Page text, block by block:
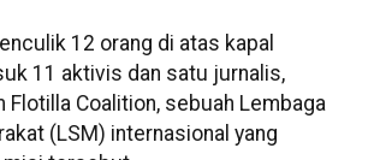
12 orang di atas kapal
11 aktivis dan satu jurnalis,
Flotilla Coalition, sebuah Lembaga
(LSM) internasional yang